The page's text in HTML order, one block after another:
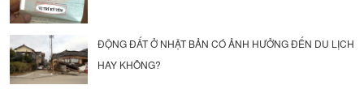
ĐỘNG ĐẤT Ở NHẬT BẢN CÓ ẢNH HƯỞNG ĐẾN DU LỊCH
HAY KHÔNG?